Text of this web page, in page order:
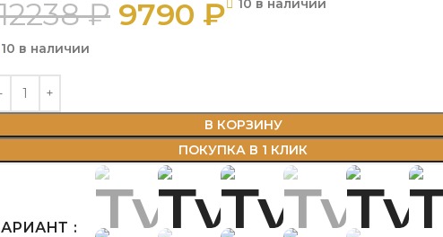
₽ 9790 ₽
10 в наличии
В КОРЗИНУ
ПОКУПКА В 1 КЛИК